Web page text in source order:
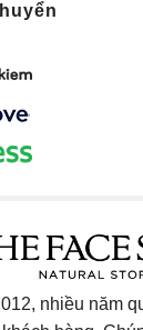
nhiều năm